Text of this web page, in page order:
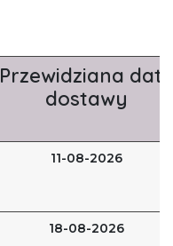
Przewidziana
dostawy
11-08-2026
18-08-2026